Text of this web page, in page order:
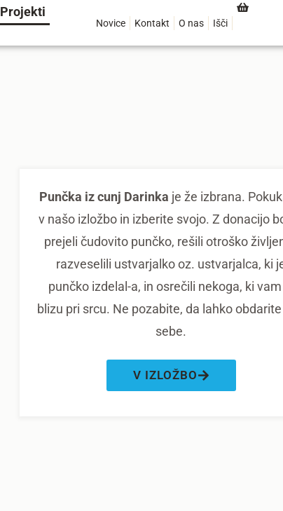
Projekti
Novice Kontakt O nas Išči
Punčka iz cunj Darinka je že izbrana.
v našo izložbo in izberite svojo. Z donacijo
prejeli čudovito punčko, rešili otroško
razveselili ustvarjalko oz. ustvarjalca, ki
punčko izdelal-a, in osrečili nekoga, ki
blizu pri srcu. Ne pozabite, da lahko
sebe.
V IZLOŽBO